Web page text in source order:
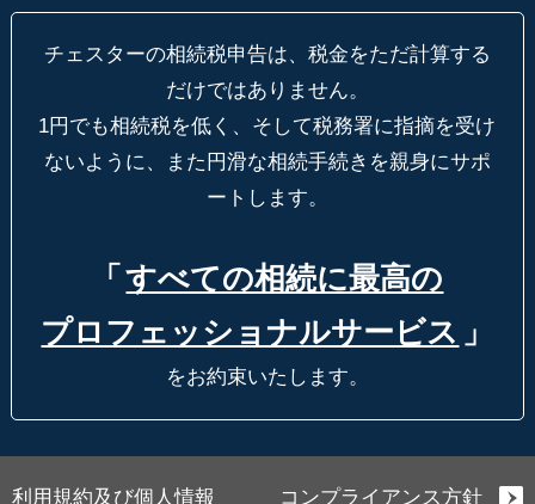
チェスターの相続税申告は、税金をただ計算する
だけではありません。
1円でも相続税を低く、そして税務署に指摘を受け
ないように、
また円滑な相続手続きを親身にサポ
ートします。
「 すべての相続に最高の
プロフェッショナルサービス 」
をお約束いたします。
利用規約及び個人情報 コンプライアンス方針